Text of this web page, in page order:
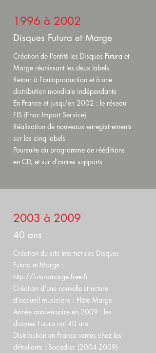
1996 à 2002
Disques Futura et Marge
Création de l'entité les Disques Futura et
Marge réunissant les deux labels
Retour à l'autoproduction et à une
distribution mondiale indépendante
En France et jusqu'en 2002 : le réseau
FIS (Fnac Import Service)
Réalisation de nouveaux enregistrements
sur les cinq labels
Poursuite du programme de rééditions
en CD, et sur d'autres supports
2003 à 2009
40 ans
Création du site Internet des Disques
Futura et Marge :
http://futuramarge.free.fr
Création d'une nouvelle structure
d'accueil musiciens : Hôte Marge
Année anniversaire en 2009 : les
disques Futura ont 40 ans
Distribution en France ventes chez les
détaillants : Socadisc (2004-2009)